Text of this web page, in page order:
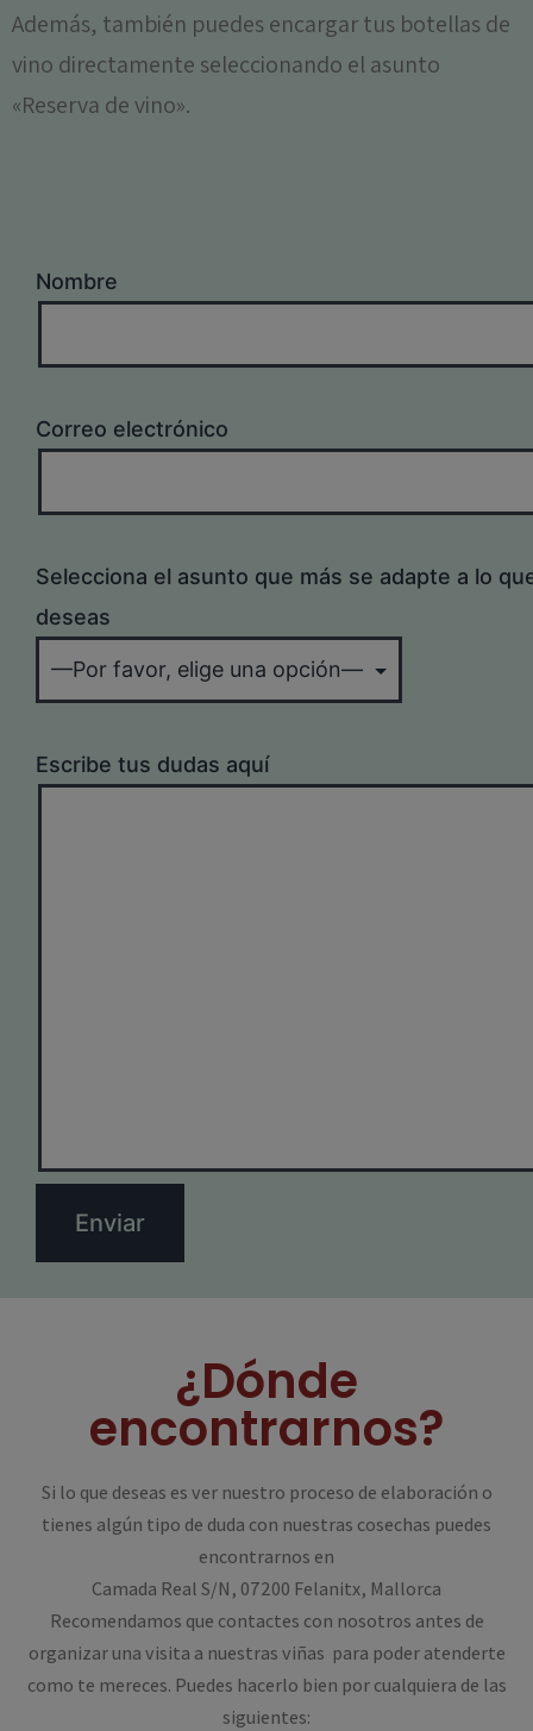
Además, también puedes encargar tus botellas de
vino directamente seleccionando el asunto
«Reserva de vino».
Nombre
Correo electrónico
Selecciona el asunto que más se adapte a lo
deseas
Escribe tus dudas aquí
¿Dónde
encontrarnos?
Si lo que deseas es ver nuestro proceso de elaboración o
tienes algún tipo de duda con nuestras cosechas puedes
encontrarnos en
Camada Real S/N, 07200 Felanitx, Mallorca
Recomendamos que contactes con nosotros antes de
organizar una visita a nuestras viñas para poder atenderte
como te mereces. Puedes hacerlo bien por cualquiera de las
siguientes: